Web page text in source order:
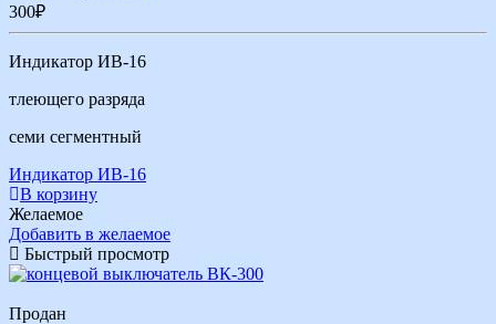
300₽
Индикатор ИВ-16
тлеющего разряда
семи сегментный
Индикатор ИВ-16
В корзину
Желаемое
Добавить в желаемое
Быстрый просмотр
Продан